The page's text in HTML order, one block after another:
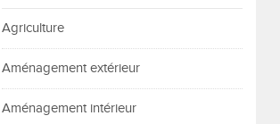
Agriculture
Aménagement extérieur
Aménagement intérieur